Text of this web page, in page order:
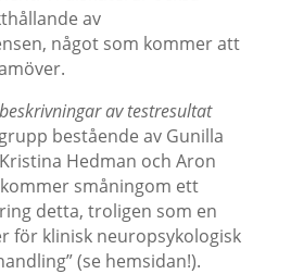
av
något som kommer att
av testresultat
bestående av Gunilla
Hedman och Aron
småningom ett
detta, troligen som en
för klinisk neuropsykologisk
(se hemsidan!).